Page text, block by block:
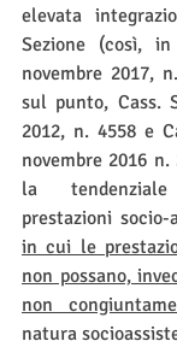
elevata
Sezione (così,
novembre 2017,
sul punto, Cass.
2012, n. 4558 e
novembre 2016
la
prestazioni
in cui le
non possano,
non
natura